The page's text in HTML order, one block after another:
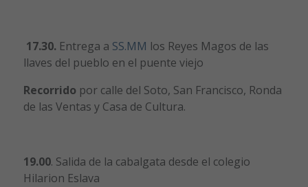
17.30. Entrega a SS.MM los Reyes Magos de las
llaves del pueblo en el puente viejo
Recorrido por calle del Soto, San Francisco, Ronda
de las Ventas y Casa de Cultura.
19.00. Salida de la cabalgata desde el colegio
Hilarion Eslava